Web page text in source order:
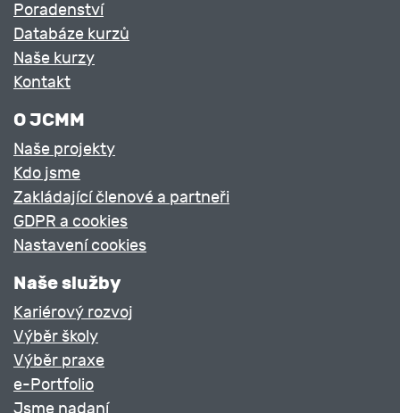
Poradenství
Databáze kurzů
Naše kurzy
Kontakt
O JCMM
Naše projekty
Kdo jsme
Zakládající členové a partneři
GDPR a cookies
Nastavení cookies
Naše služby
Kariérový rozvoj
Výběr školy
Výběr praxe
e-Portfolio
Jsme nadaní